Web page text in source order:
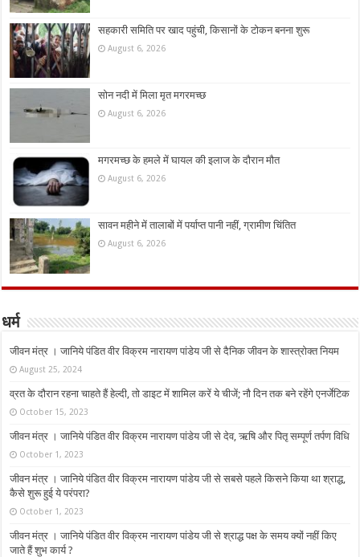
सहकारी समिति पर खाद पहुंची, किसानों के टोकन बनना शुरू
August 6, 2026
सोन नदी में मिला मृत मगरमच्छ
August 6, 2026
मगरमच्छ के हमले में घायल की इलाज के दौरान मौत
August 6, 2026
सावन महीने में तालाबों में पर्याप्त पानी नहीं, ग्रामीण चिंतित
August 6, 2026
धर्म
जीवन मंत्र । जानिये पंडित वीर विक्रम नारायण पांडेय जी से दैनिक जीवन के शास्त्रोक्त नियम
August 25, 2024
व्रत के दौरान रहना चाहते हैं हेल्दी, तो डाइट में शामिल करें ये चीजें; नौ दिन तक बने रहेंगे एनर्जेटिक
October 15, 2023
जीवन मंत्र । जानिये पंडित वीर विक्रम नारायण पांडेय जी से देव, ऋषि और पितृ सम्पूर्ण तर्पण विधि
October 1, 2023
जीवन मंत्र । जानिये पंडित वीर विक्रम नारायण पांडेय जी से सबसे पहले किसने किया था श्राद्ध,
कैसे शुरू हुई ये परंपरा?
October 1, 2023
जीवन मंत्र । जानिये पंडित वीर विक्रम नारायण पांडेय जी से श्राद्ध पक्ष के समय क्यों नहीं किए
जाते हैं शुभ कार्य ?